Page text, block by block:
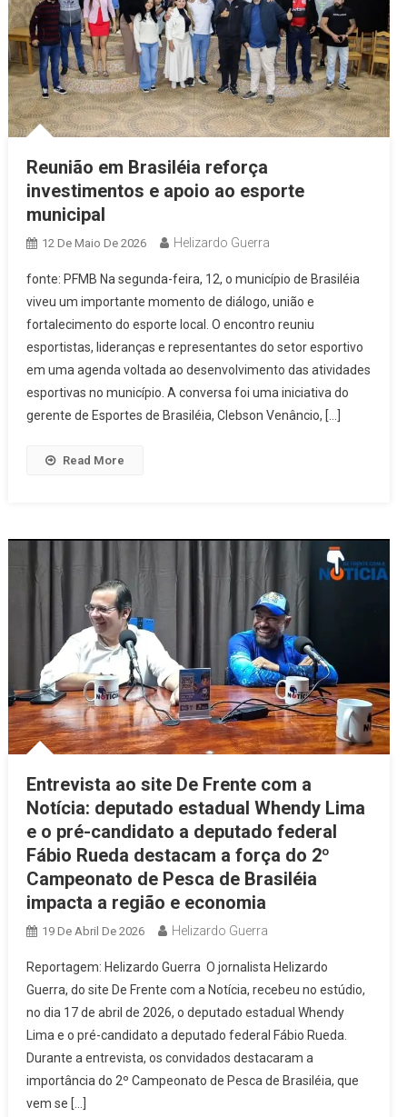
Reunião em Brasiléia reforça
investimentos e apoio ao esporte
municipal
12 De Maio De 2026 Helizardo Guerra
fonte: PFMB Na segunda-feira, 12, o município de Brasiléia
viveu um importante momento de diálogo, união e
fortalecimento do esporte local. O encontro reuniu
esportistas, lideranças e representantes do setor esportivo
em uma agenda voltada ao desenvolvimento das atividades
esportivas no município. A conversa foi uma iniciativa do
gerente de Esportes de Brasiléia, Clebson Venâncio, […]
Read More
Entrevista ao site De Frente com a
Notícia: deputado estadual Whendy Lima
e o pré-candidato a deputado federal
Fábio Rueda destacam a força do 2º
Campeonato de Pesca de Brasiléia
impacta a região e economia
19 De Abril De 2026 Helizardo Guerra
Reportagem: Helizardo Guerra O jornalista Helizardo
Guerra, do site De Frente com a Notícia, recebeu no estúdio,
no dia 17 de abril de 2026, o deputado estadual Whendy
Lima e o pré-candidato a deputado federal Fábio Rueda.
Durante a entrevista, os convidados destacaram a
importância do 2º Campeonato de Pesca de Brasiléia, que
vem se […]